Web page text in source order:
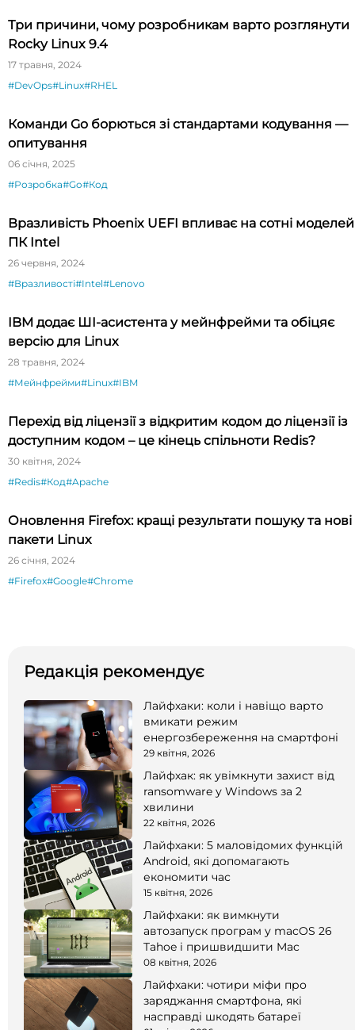
Три причини, чому розробникам варто розглянути
Rocky Linux 9.4
17 травня, 2024
#DevOps#Linux#RHEL
Команди Go борються зі стандартами кодування —
опитування
06 січня, 2025
#Розробка#Go#Код
Вразливість Phoenix UEFI впливає на сотні моделей
ПК Intel
26 червня, 2024
#Вразливості#Intel#Lenovo
IBM додає ШI-асистента у мейнфрейми та обіцяє
версію для Linux
28 травня, 2024
#Мейнфрейми#Linux#IBM
Перехід від ліцензії з відкритим кодом до ліцензії із
доступним кодом – це кінець спільноти Redis?
30 квітня, 2024
#Redis#Код#Apache
Оновлення Firefox: кращі результати пошуку та нові
пакети Linux
26 січня, 2024
#Firefox#Google#Chrome
Редакція рекомендує
Лайфхаки: коли і навіщо варто
вмикати режим
енергозбереження на смартфоні
29 квітня, 2026
Лайфхак: як увімкнути захист від
ransomware у Windows за 2
хвилини
22 квітня, 2026
Лайфхаки: 5 маловідомих функцій
Android, які допомагають
економити час
15 квітня, 2026
Лайфхаки: як вимкнути
автозапуск програм у macOS 26
Tahoe і пришвидшити Mac
08 квітня, 2026
Лайфхаки: чотири міфи про
заряджання смартфона, які
насправді шкодять батареї